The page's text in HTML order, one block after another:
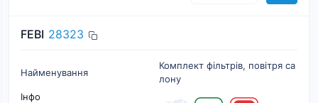
FEBI 28323
Найменування
Комплект фільтрів, повітря са
лону
Інфо